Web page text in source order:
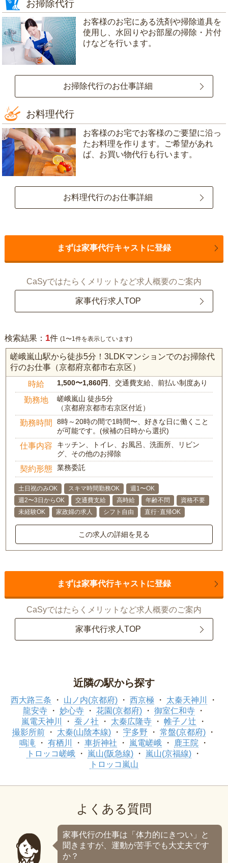
お掃除代行
お客様のお宅にある洗剤や掃除道具を
使用し、水回りやお部屋の掃除・片付
けなどを行います。
お掃除代行のお仕事詳細
お料理代行
お客様のお宅でお客様のご要望に沿っ
たお料理を作ります。ご希望があれ
ば、お買い物代行も行います。
お料理代行のお仕事詳細
まずは家事代行キャストに登録
CaSyではたらくメリットなど求人概要のご案内
家事代行求人TOP
検索結果： 1件 (1〜1件を表示しています)
嵯峨嵐山駅から徒歩5分！3LDKマンションでのお掃除代
行のお仕事（京都府京都市右京区）
時給 1,500〜1,860円 、交通費支給、前払い制度あり
勤務地
嵯峨嵐山 徒歩5分
（京都府京都市右京区付近）
勤務時間
8時～20時の間で1時間〜、好きな日に働くこと
が可能です。(候補の日時から選択)
仕事内容
キッチン、トイレ、お風呂、洗面所、リビン
グ、その他のお掃除
契約形態 業務委託
土日祝のみOK スキマ時間勤務OK
週1〜OK
週2〜3日からOK
交通費支給 高時給 年齢不問
資格不要
未経験OK
家政婦の求人 シフト自由 直行･直帰OK
この求人の詳細を見る
まずは家事代行キャストに登録
CaSyではたらくメリットなど求人概要のご案内
家事代行求人TOP
近隣の駅から探す
西大路三条 山ノ内(京都府) 西京極
太秦天神川
龍安寺
妙心寺 花園(京都府)
御室仁和寺
嵐電天神川
蚕ノ社 太秦広隆寺
帷子ノ辻
撮影所前
太秦(山陰本線) 宇多野
常盤(京都府)
鳴滝
有栖川 車折神社 嵐電嵯峨
鹿王院
トロッコ嵯峨
嵐山(阪急線)
嵐山(京福線)
トロッコ嵐山
よくある質問
家事代行の仕事は「体力的にきつい」と
聞きますが、運動が苦手でも大丈夫です
か？